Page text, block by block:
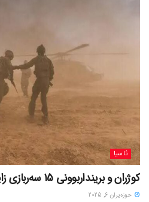
ئاسیا
کوژران و برینداربوونی 15 سەربازی زایۆنیست لە باشوری غەززە
حوزه‌یران 6, 2025